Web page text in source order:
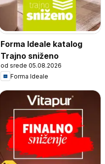
Forma Ideale katalog
Trajno sniženo
od srede 05.08.2026
Forma Ideale